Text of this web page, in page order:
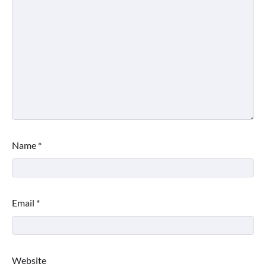
Name *
Email *
Website